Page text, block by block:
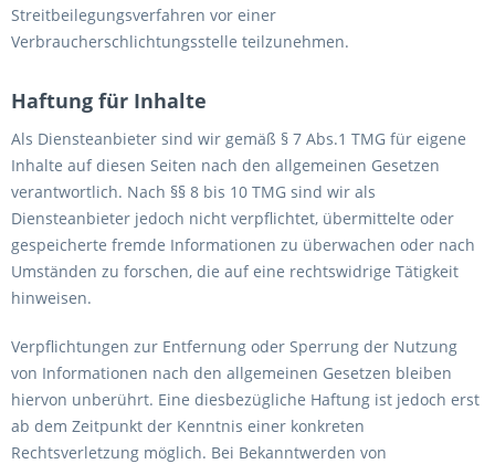
Streitbeilegungsverfahren vor einer
Verbraucherschlichtungsstelle teilzunehmen.
Haftung für Inhalte
Als Diensteanbieter sind wir gemäß § 7 Abs.1 TMG für eigene
Inhalte auf diesen Seiten nach den allgemeinen Gesetzen
verantwortlich. Nach §§ 8 bis 10 TMG sind wir als
Diensteanbieter jedoch nicht verpflichtet, übermittelte oder
gespeicherte fremde Informationen zu überwachen oder nach
Umständen zu forschen, die auf eine rechtswidrige Tätigkeit
hinweisen.
Verpflichtungen zur Entfernung oder Sperrung der Nutzung
von Informationen nach den allgemeinen Gesetzen bleiben
hiervon unberührt. Eine diesbezügliche Haftung ist jedoch erst
ab dem Zeitpunkt der Kenntnis einer konkreten
Rechtsverletzung möglich. Bei Bekanntwerden von